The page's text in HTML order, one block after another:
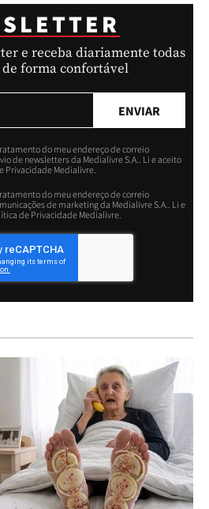
e receba diariamente todas
de forma confortável
ENVIAR
do meu endereço de correio
de newsletters da Medialivre S.A.. Li e aceito
Privacidade Medialivre.
do meu endereço de correio
de marketing da Medialivre S.A.. Li e
de Privacidade Medialivre.